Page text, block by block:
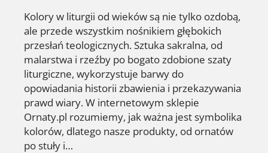
Kolory w liturgii od wieków są nie tylko ozdobą,
ale przede wszystkim nośnikiem głębokich
przesłań teologicznych. Sztuka sakralna, od
malarstwa i rzeźby po bogato zdobione szaty
liturgiczne, wykorzystuje barwy do
opowiadania historii zbawienia i przekazywania
prawd wiary. W internetowym sklepie
Ornaty.pl rozumiemy, jak ważna jest symbolika
kolorów, dlatego nasze produkty, od ornatów
po stuły i…